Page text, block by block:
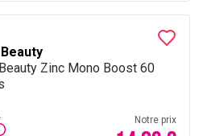
Zinc Mono Boost 60
Notre prix